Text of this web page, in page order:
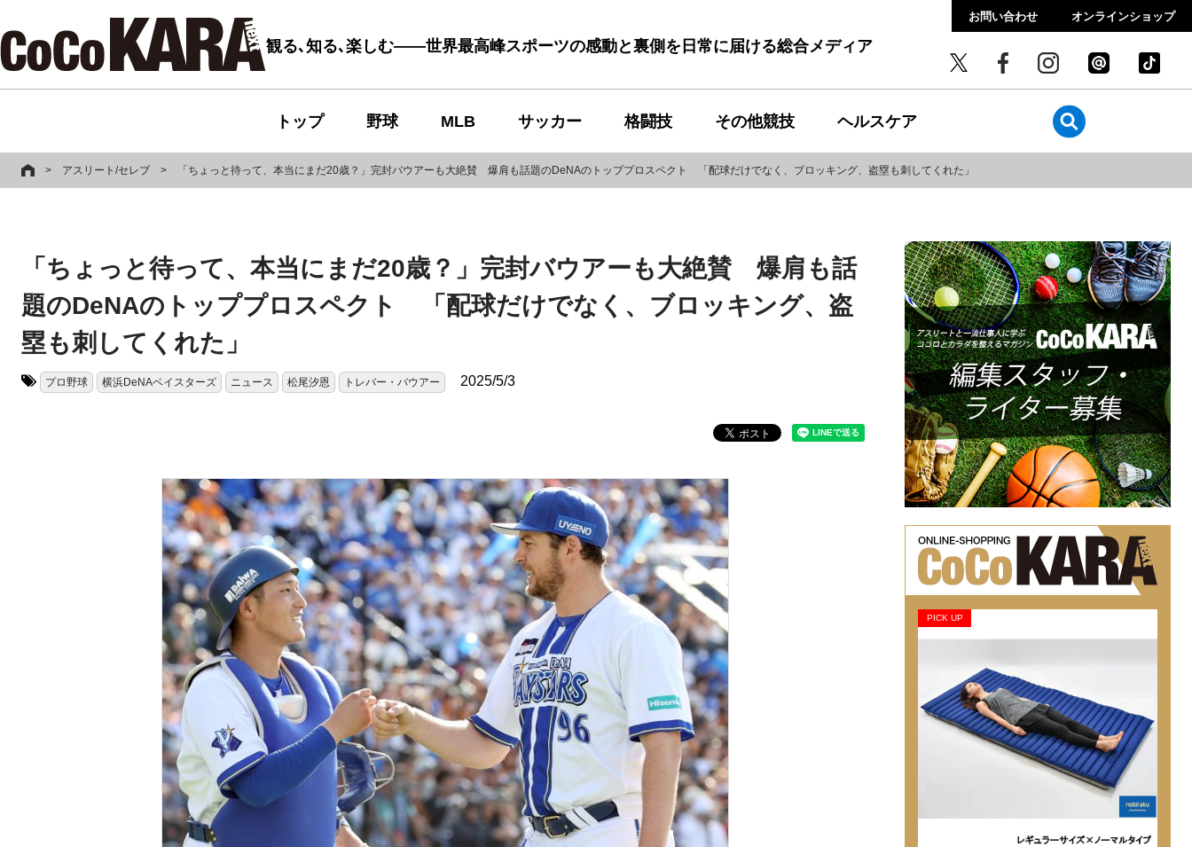
観る､知る､楽しむ――世界最高峰スポーツの感動と裏側を日常に届ける総合メディア
お問い合わせ オンラインショップ
トップ 野球 MLB サッカー 格闘技 その他競技 ヘルスケア
> アスリート/セレブ > 「ちょっと待って、本当にまだ20歳？」完封バウアーも大絶賛 爆肩も話題のDeNAのトッププロスペクト 「配球だけでなく、ブロッキング、盗塁も刺してくれた」
「ちょっと待って、本当にまだ20歳？」完封バウアーも大絶賛 爆肩も話
題のDeNAのトッププロスペクト 「配球だけでなく、ブロッキング、盗
塁も刺してくれた」
プロ野球 横浜DeNAベイスターズ ニュース 松尾汐恩 トレバー・バウアー 2025/5/3
PICK UP